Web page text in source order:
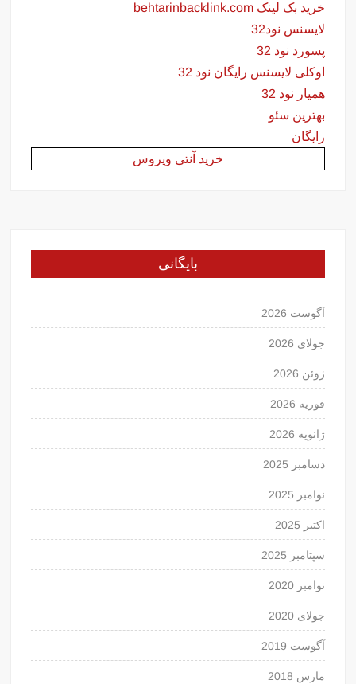
خرید بک لینک behtarinbacklink.com
لایسنس نود32
پسورد نود 32
اوکلی لایسنس رایگان نود 32
همیار نود 32
بهترین سئو
رایگان
خرید آنتی ویروس
بایگانی
آگوست 2026
جولای 2026
ژوئن 2026
فوریه 2026
ژانویه 2026
دسامبر 2025
نوامبر 2025
اکتبر 2025
سپتامبر 2025
نوامبر 2020
جولای 2020
آگوست 2019
مارس 2018